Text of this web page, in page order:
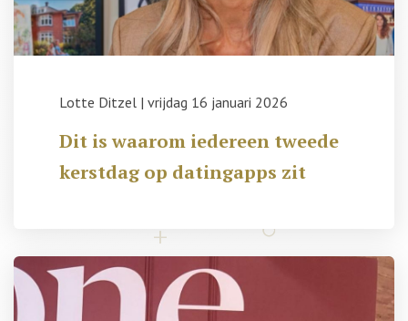
Lotte Ditzel | vrijdag 16 januari 2026
Dit is waarom iedereen tweede
kerstdag op datingapps zit